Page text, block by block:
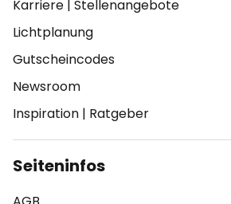
Karriere | Stellenangebote
Lichtplanung
Gutscheincodes
Newsroom
Inspiration | Ratgeber
Seiteninfos